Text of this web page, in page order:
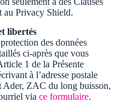
au Privacy Shield.
libertés
des données
ci-après que vous
1 de la Présente
à l’adresse postale
Ader, ZAC du long buisson,
via ce formulaire.